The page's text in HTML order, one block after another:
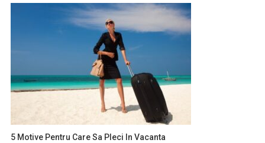
5 Motive Pentru Care Sa Pleci In Vacanta